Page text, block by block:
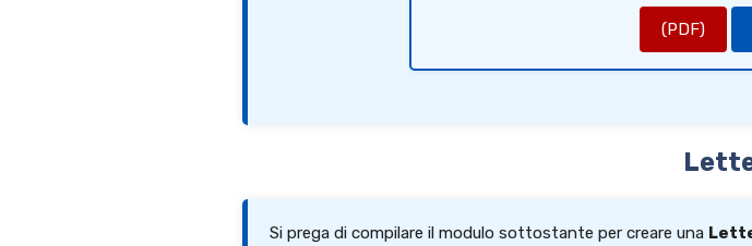
In attesa di un vostro gentile riscontro, vi saluto cordialmente.
(PDF)
Si prega di compilare il modulo sottostante per creare una